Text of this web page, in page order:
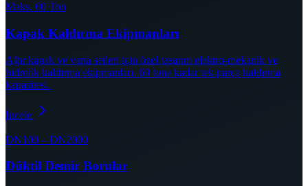
Maks. 60 Ton
Kapak Kaldırma Ekipmanları
Ağır kapak ve vana setleri için özel tasarım elektro-mekanik ve
hidrolik kaldırma ekipmanları. 60 tona kadar tek parça kaldırma
kapasitesi.
İncele
DN100 – DN2000
Düktil Demir Borular